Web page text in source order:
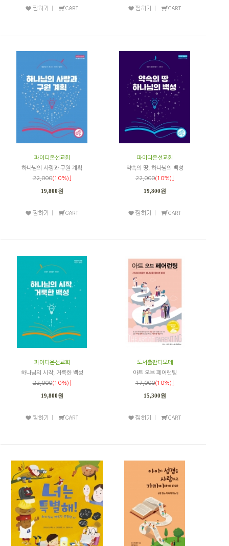
파이디온선교회
하나님의 사랑과 구원 계획
22,000(10%)↓
19,800원
파이디온선교회
약속의 땅, 하나님의 백성
22,000(10%)↓
19,800원
파이디온선교회
하나님의 시작, 거룩한 백성
22,000(10%)↓
19,800원
도서출판디모데
아트 오브 페어런팅
17,000(10%)↓
15,300원